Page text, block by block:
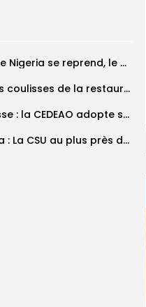
‎CAN féminine 2026 : le Nigeria se reprend, le Malawi surprend encore...
Magal Touba : dans les coulisses de la restauration de la presse...
Politique de la jeunesse : la CEDEAO adopte son plan d’actions stratégiques...
Grand Magal de Touba : La CSU au plus près des pèlerins